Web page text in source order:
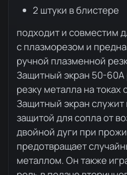
Описание товара
2 штуки в блистере
подходит и совместим
с плазморезом и
ручной плазменной
Защитный экран 50-60А
резку металла на токах
Защитный экран
защитой для сопла от
двойной дуги при
предотвращает
металлом. Он также